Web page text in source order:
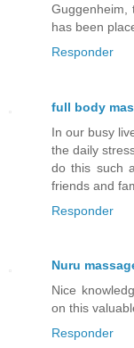
Guggenheim,
has been
Responder
full body
In our busy
the daily
do this such
friends and
Responder
Nuru
Nice
on this
Responder